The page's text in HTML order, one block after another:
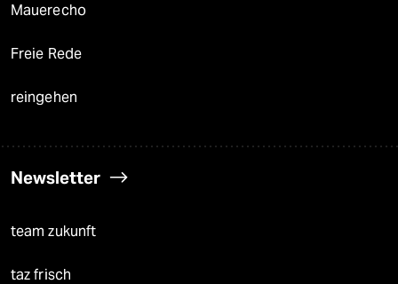
Mauerecho
Freie Rede
reingehen
Newsletter
team zukunft
taz frisch